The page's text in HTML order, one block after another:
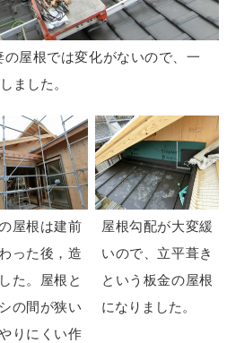
屋根では変化がないので、一
ました。
屋根は建前
った後，造
た。屋根と
の間が狭い
りにくい作
屋根勾配が大変緩
いので、立平葺き
という板金の屋根
になりました。